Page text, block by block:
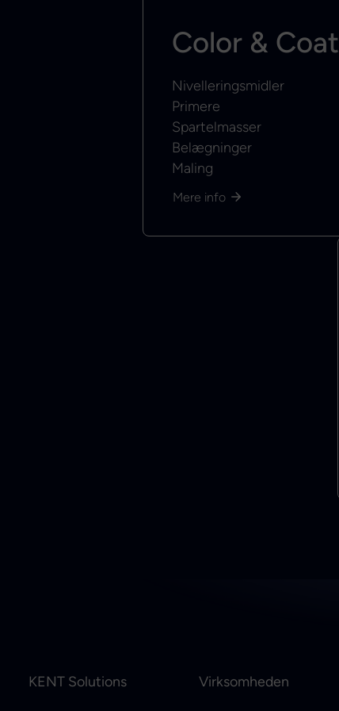
Color & Coat
Nivelleringsmidler
Primere
Spartelmasser
Belægninger
Maling
Mere info
KENT Solutions Virksomheden